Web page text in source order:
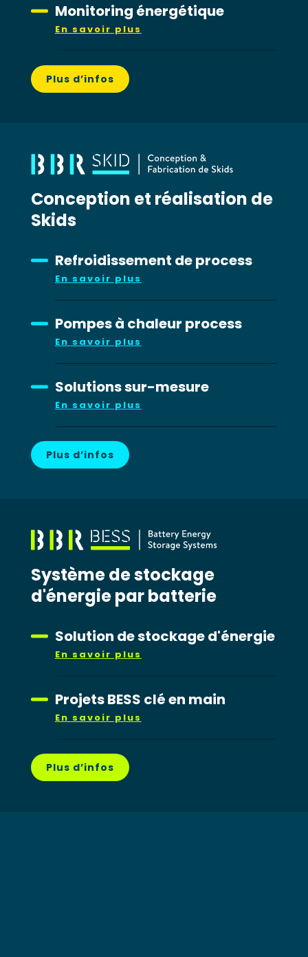
Monitoring énergétique
En savoir plus
Plus d’infos
Conception et réalisation de
Skids
Refroidissement de process
En savoir plus
Pompes à chaleur process
En savoir plus
Solutions sur-mesure
En savoir plus
Plus d’infos
Système de stockage
d'énergie par batterie
Solution de stockage d'énergie
En savoir plus
Projets BESS clé en main
En savoir plus
Plus d’infos